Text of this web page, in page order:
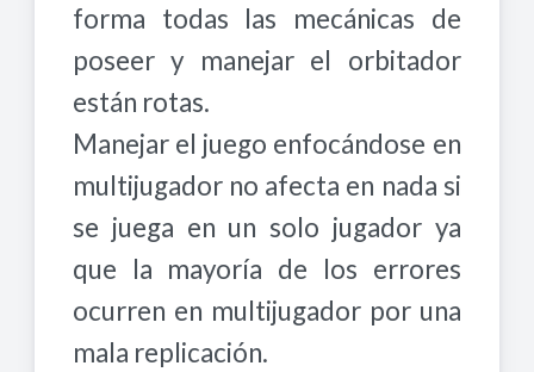
forma todas las mecánicas de
poseer y manejar el orbitador
están rotas.
Manejar el juego enfocándose en
multijugador no afecta en nada si
se juega en un solo jugador ya
que la mayoría de los errores
ocurren en multijugador por una
mala replicación.